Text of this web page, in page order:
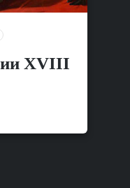
XVIII